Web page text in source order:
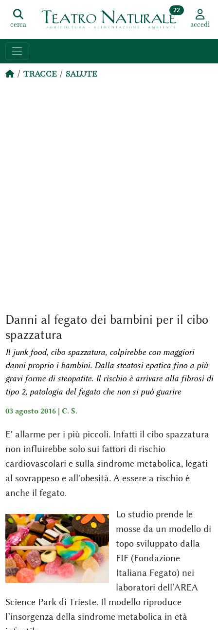
cerca
22
accedi
TRACCE SALUTE
Danni al fegato dei bambini per il cibo
spazzatura
Il junk food, cibo spazzatura, colpirebbe con maggiori
danni proprio i bambini. Dalla steatosi epatica fino a più
gravi forme di steopatite. Il rischio è arrivare alla fibrosi di
tipo 2, patologia del fegato che non si può guarire
03 agosto 2016 | C. S.
E' allarme per i più piccoli. Infatti il cibo spazzatura
non influirebbe solo sui fattori di rischio
cardiovascolari e sulla sindrome metabolica, legati
al sovrappeso e all'obesità. A essere a rischio è
anche il fegato.
Lo studio prende le
mosse da un modello di
topo sviluppato dalla
FIF (Fondazione
Italiana Fegato) nei
laboratori dell’AREA
Science Park di Trieste. Il modello riproduce
l’insorgenza della sindrome metabolica in età